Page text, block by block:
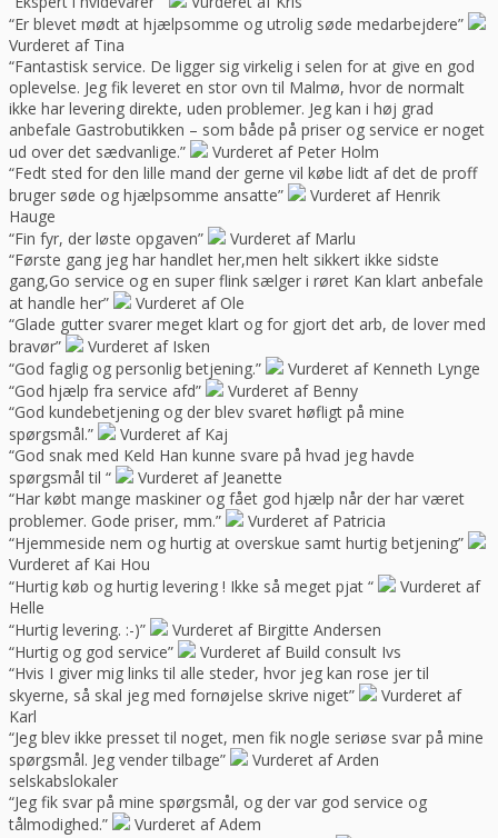
“Er blevet mødt at hjælpsomme og utrolig søde medarbejdere”
Vurderet af Tina
“Fantastisk service. De ligger sig virkelig i selen for at give en god
oplevelse. Jeg fik leveret en stor ovn til Malmø, hvor de normalt
ikke har levering direkte, uden problemer. Jeg kan i høj grad
anbefale Gastrobutikken – som både på priser og service er noget
ud over det sædvanlige.”
Vurderet af Peter Holm
“Fedt sted for den lille mand der gerne vil købe lidt af det de proff
bruger søde og hjælpsomme ansatte”
Vurderet af Henrik
Hauge
“Fin fyr, der løste opgaven”
Vurderet af Marlu
“Første gang jeg har handlet her,men helt sikkert ikke sidste
gang,Go service og en super flink sælger i røret Kan klart anbefale
at handle her”
Vurderet af Ole
“Glade gutter svarer meget klart og for gjort det arb, de lover med
bravør”
Vurderet af Isken
“God faglig og personlig betjening.”
Vurderet af Kenneth Lynge
“God hjælp fra service afd”
Vurderet af Benny
“God kundebetjening og der blev svaret høfligt på mine
spørgsmål.”
Vurderet af Kaj
“God snak med Keld Han kunne svare på hvad jeg havde
spørgsmål til “
Vurderet af Jeanette
“Har købt mange maskiner og fået god hjælp når der har været
problemer. Gode priser, mm.”
Vurderet af Patricia
“Hjemmeside nem og hurtig at overskue samt hurtig betjening”
Vurderet af Kai Hou
“Hurtig køb og hurtig levering ! Ikke så meget pjat “
Vurderet af
Helle
“Hurtig levering. :-)”
Vurderet af Birgitte Andersen
“Hurtig og god service”
Vurderet af Build consult Ivs
“Hvis I giver mig links til alle steder, hvor jeg kan rose jer til
skyerne, så skal jeg med fornøjelse skrive niget”
Vurderet af
Karl
“Jeg blev ikke presset til noget, men fik nogle seriøse svar på mine
spørgsmål. Jeg vender tilbage”
Vurderet af Arden
selskabslokaler
“Jeg fik svar på mine spørgsmål, og der var god service og
tålmodighed.”
Vurderet af Adem